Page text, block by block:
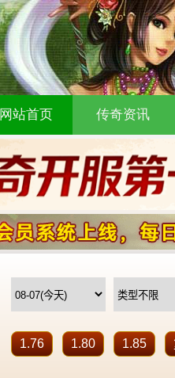
网站首页 传奇资讯